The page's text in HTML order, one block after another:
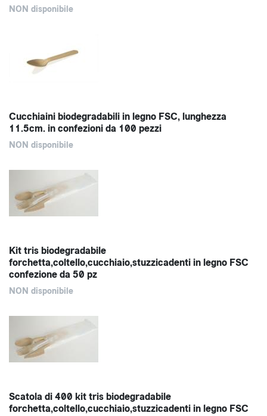
NON disponibile
Cucchiaini biodegradabili in legno FSC, lunghezza
11.5cm. in confezioni da 100 pezzi
NON disponibile
Kit tris biodegradabile
forchetta,coltello,cucchiaio,stuzzicadenti in legno FSC
confezione da 50 pz
NON disponibile
Scatola di 400 kit tris biodegradabile
forchetta,coltello,cucchiaio,stuzzicadenti in legno FSC